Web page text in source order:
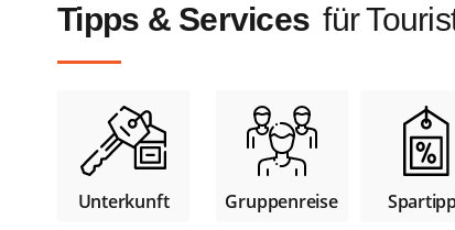
Tipps & Services für
Unterkunft Gruppenreise